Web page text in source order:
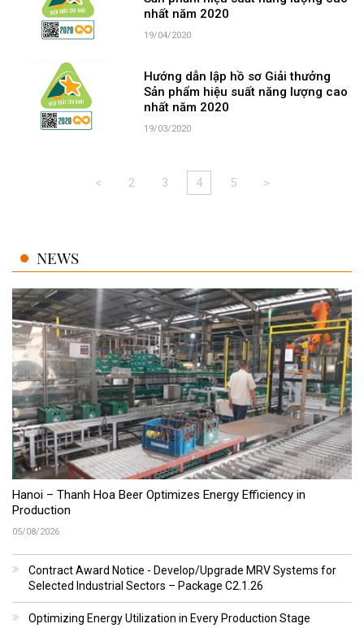
nhất năm 2020
19/04/2020
Hướng dẫn lập hồ sơ Giải thưởng
Sản phẩm hiệu suất năng lượng cao
nhất năm 2020
19/03/2020
< 2 3 4 5 >
NEWS
Hanoi – Thanh Hoa Beer Optimizes Energy Efficiency in
Production
05/08/2026
Contract Award Notice - Develop/Upgrade MRV Systems for
Selected Industrial Sectors – Package C2.1.26
Optimizing Energy Utilization in Every Production Stage